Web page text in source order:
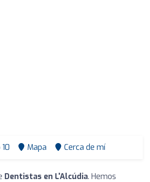
Mapa Cerca de mí
Dentistas en L'Alcúdia. Hemos